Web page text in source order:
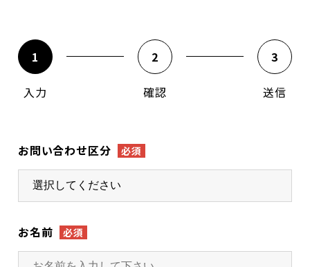
1
入力
2
確認
3
送信
お問い合わせ区分
必須
お名前 必須